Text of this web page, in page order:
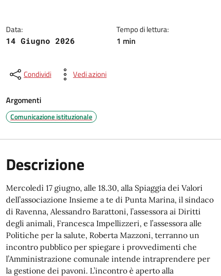
Data:
14 Giugno 2026
Tempo di lettura:
1 min
Condividi Vedi azioni
Argomenti
Comunicazione istituzionale
Descrizione
Mercoledì 17 giugno, alle 18.30, alla Spiaggia dei Valori
dell’associazione Insieme a te di Punta Marina, il sindaco
di Ravenna, Alessandro Barattoni, l’assessora ai Diritti
degli animali, Francesca Impellizzeri, e l’assessora alle
Politiche per la salute, Roberta Mazzoni, terranno un
incontro pubblico per spiegare i provvedimenti che
l’Amministrazione comunale intende intraprendere per
la gestione dei pavoni. L’incontro è aperto alla